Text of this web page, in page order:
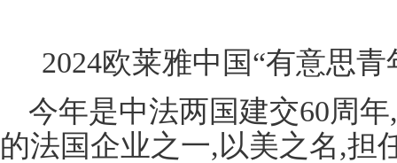
2024欧莱雅中国“有意思
今年是中法两国建交60周
的法国企业之一,以美之名,担